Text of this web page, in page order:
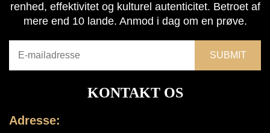
renhed, effektivitet og kulturel autenticitet. Betroet af
mere end 10 lande. Anmod i dag om en prøve.
KONTAKT OS
Adresse: